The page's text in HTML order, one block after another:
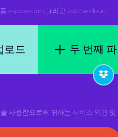
aspose.com 그리고 aspose.cloud
로드 두 번째
사용함으로써 귀하는 서비스 약관및